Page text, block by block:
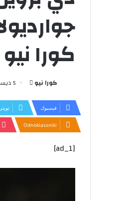
كورا نيو
كورا نيو
أرسل
إلكترونيا
5 ديسمبر، 2024
فيسبوك تويتر
Odnoklassniki
[ad_1]